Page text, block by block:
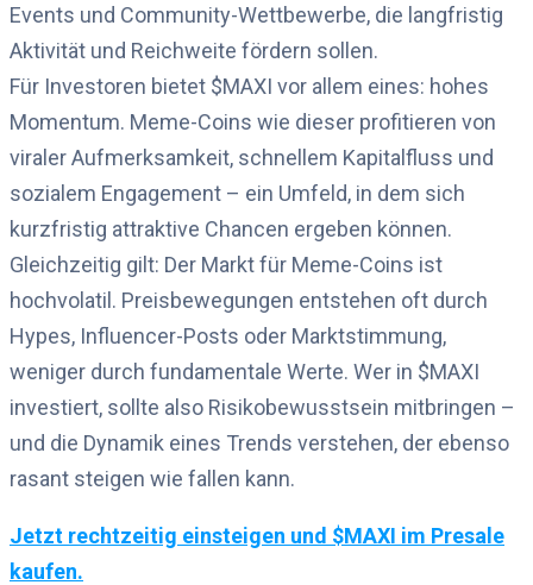
Events und Community-Wettbewerbe, die langfristig
Aktivität und Reichweite fördern sollen.
Für Investoren bietet $MAXI vor allem eines: hohes
Momentum. Meme-Coins wie dieser profitieren von
viraler Aufmerksamkeit, schnellem Kapitalfluss und
sozialem Engagement – ein Umfeld, in dem sich
kurzfristig attraktive Chancen ergeben können.
Gleichzeitig gilt: Der Markt für Meme-Coins ist
hochvolatil. Preisbewegungen entstehen oft durch
Hypes, Influencer-Posts oder Marktstimmung,
weniger durch fundamentale Werte. Wer in $MAXI
investiert, sollte also Risikobewusstsein mitbringen –
und die Dynamik eines Trends verstehen, der ebenso
rasant steigen wie fallen kann.
Jetzt rechtzeitig einsteigen und $MAXI im Presale
kaufen.